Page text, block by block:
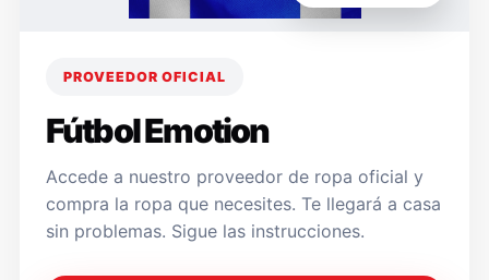
PROVEEDOR OFICIAL
Fútbol Emotion
Accede a nuestro proveedor de ropa oficial y
compra la ropa que necesites. Te llegará a casa
sin problemas. Sigue las instrucciones.